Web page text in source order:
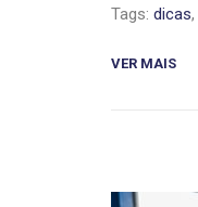
Tags: dicas,
VER MAIS